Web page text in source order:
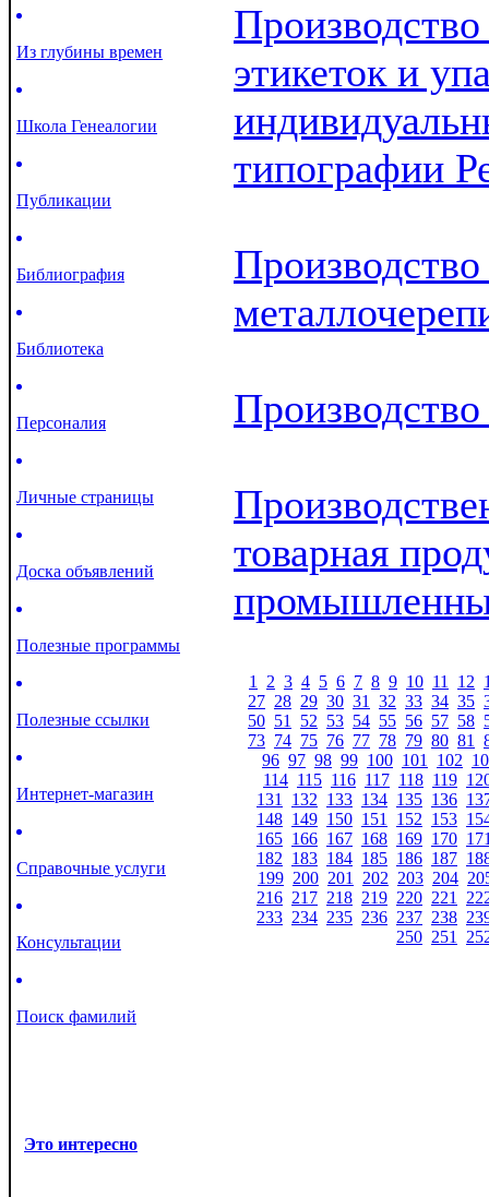
Из глубины времен
Школа Генеалогии
Публикации
Библиография
Библиотека
Персоналия
Личные страницы
Доска объявлений
Полезные программы
Полезные ссылки
Интернет-магазин
Справочные услуги
Консультации
Поиск фамилий
Это интересно
этикеток и
типографии
товарная
1 2 3 4 5 6 7 8 9 10 11 12
27 28 29 30 31 32 33 34 35
50 51 52 53 54 55 56 57 58
73 74 75 76 77 78 79 80 81
96 97 98 99 100 101 102
114 115 116 117 118 119
131 132 133 134 135 136
148 149 150 151 152 153
165 166 167 168 169 170
182 183 184 185 186 187
199 200 201 202 203 204
216 217 218 219 220 221
233 234 235 236 237 238
250 251